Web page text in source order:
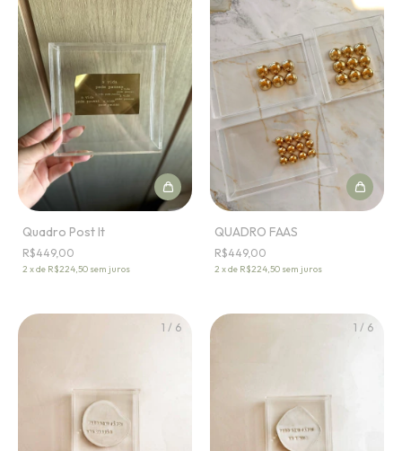
Quadro Post It
R$449,00
2 xde R$224,50 sem juros
QUADRO FAAS
R$449,00
2 xde R$224,50 sem juros
1 / 6 1 / 6